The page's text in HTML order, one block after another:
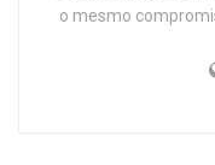
o mesmo